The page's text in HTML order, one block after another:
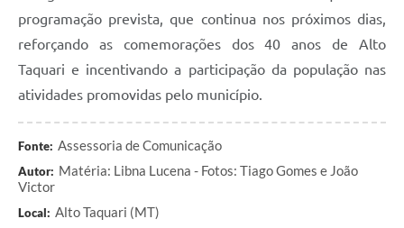
programação prevista, que continua nos próximos dias,
reforçando as comemorações dos 40 anos de Alto
Taquari e incentivando a participação da população nas
atividades promovidas pelo município.
Fonte: Assessoria de Comunicação
Autor: Matéria: Libna Lucena - Fotos: Tiago Gomes e João
Victor
Local: Alto Taquari (MT)